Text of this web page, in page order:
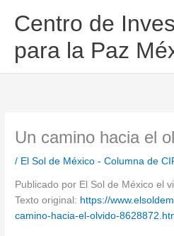
Centro de
para la Paz
Un camino hacia el
/ El Sol de México - Columna de
Publicado por El Sol de México el
Texto original: https://
camino-hacia-el-olvido-